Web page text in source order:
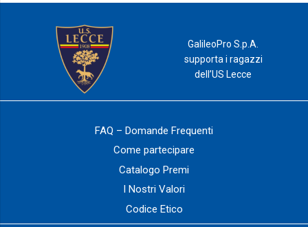
GalileoPro S.p.A.
supporta i ragazzi
dell’US Lecce
FAQ – Domande Frequenti
Come partecipare
Catalogo Premi
I Nostri Valori
Codice Etico